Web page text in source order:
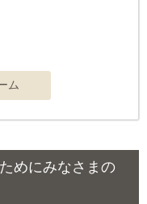
めにみなさまの